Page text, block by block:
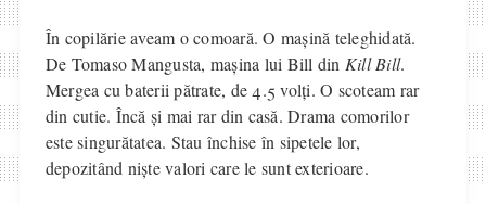
În copilărie aveam o comoară. O mașină teleghidată.
De Tomaso Mangusta, mașina lui Bill din Kill Bill.
Mergea cu baterii pătrate, de 4.5 volți. O scoteam rar
din cutie. Încă și mai rar din casă. Drama comorilor
este singurătatea. Stau închise în sipetele lor,
depozitând niște valori care le sunt exterioare.